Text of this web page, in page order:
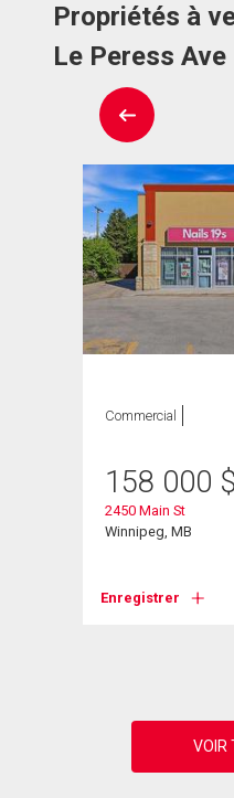
Propriétés à
Le Peress Ave
Commercial
158 000 $
2450 Main St
Winnipeg, MB
Enregistrer